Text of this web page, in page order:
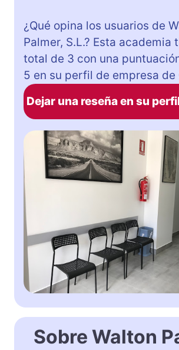
¿Qué opina los usuarios de
Palmer, S.L.? Esta academia
total de 3 con una
5 en su perfil de empresa de
Dejar una reseña en su
Sobre Walton